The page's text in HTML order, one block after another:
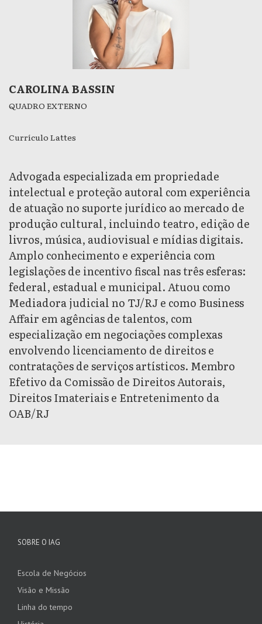
CAROLINA BASSIN
QUADRO EXTERNO
Currículo Lattes
Advogada especializada em propriedade
intelectual e proteção autoral com experiência
de atuação no suporte jurídico ao mercado de
produção cultural, incluindo teatro, edição de
livros, música, audiovisual e mídias digitais.
Amplo conhecimento e experiência com
legislações de incentivo fiscal nas três esferas:
federal, estadual e municipal. Atuou como
Mediadora judicial no TJ/RJ e como Business
Affair em agências de talentos, com
especialização em negociações complexas
envolvendo licenciamento de direitos e
contratações de serviços artísticos. Membro
Efetivo da Comissão de Direitos Autorais,
Direitos Imateriais e Entretenimento da
OAB/RJ
SOBRE O IAG
Escola de Negócios
Visão e Missão
Linha do tempo